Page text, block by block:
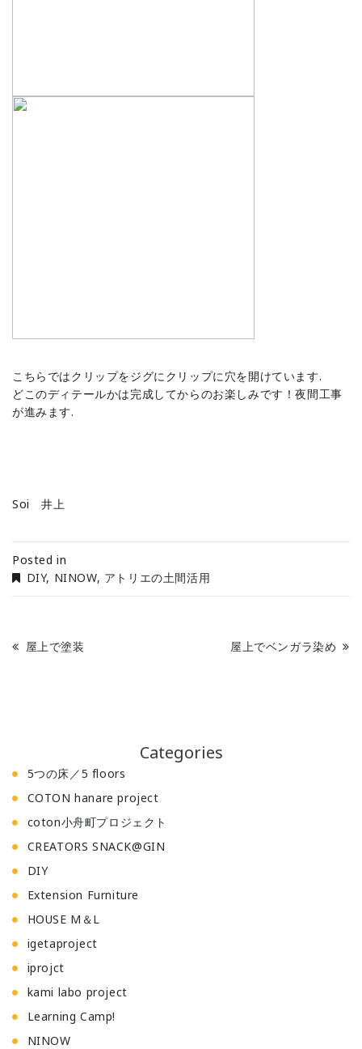
こちらではクリップをジグにクリップに穴を開けています.
どこのディテールかは完成してからのお楽しみです！夜間工事
が進みます.
Soi 井上
Posted in
DIY, NINOW, アトリエの土間活用
屋上で塗装 屋上でベンガラ染め
Categories
5つの床／5 floors
COTON hanare project
coton小舟町プロジェクト
CREATORS SNACK@GIN
DIY
Extension Furniture
HOUSE M＆L
igetaproject
iprojct
kami labo project
Learning Camp!
NINOW